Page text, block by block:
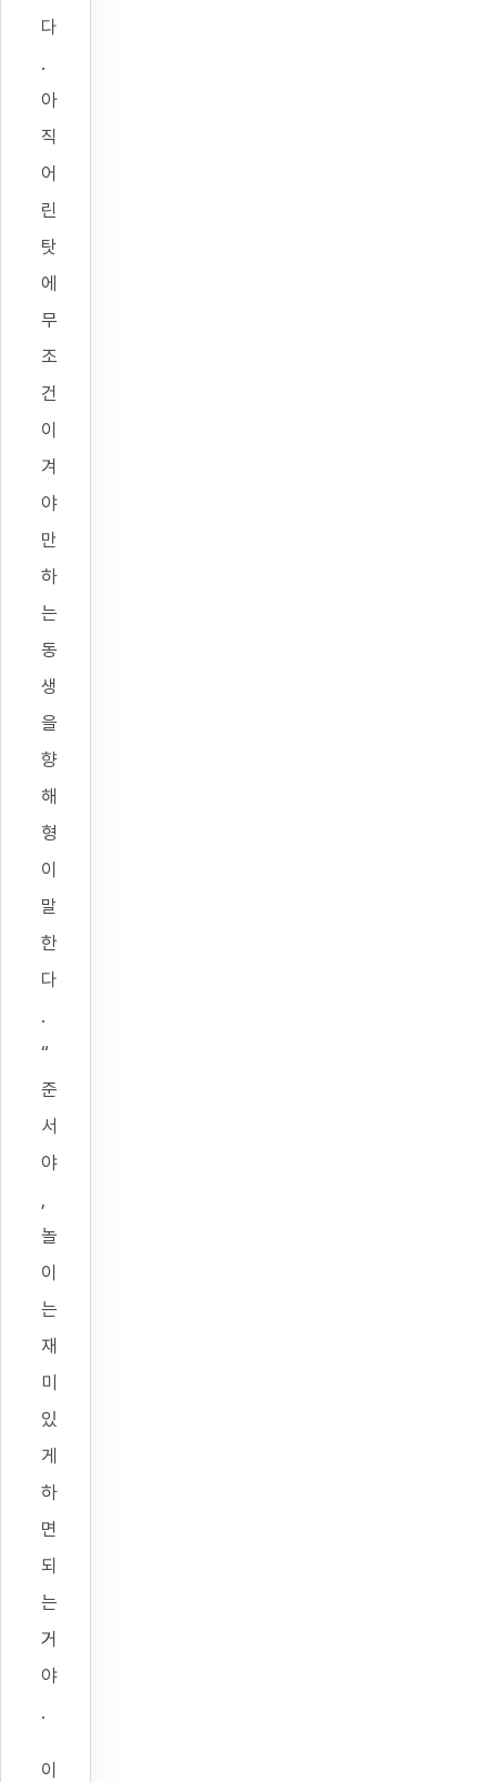
다
.
아
직
어
린
탓
에
무
조
건
이
겨
야
만
하
는
동
생
을
향
해
형
이
말
한
다
.
“
준
서
야
놀
이
는
재
미
있
게
하
면
되
는
거
야
.
이